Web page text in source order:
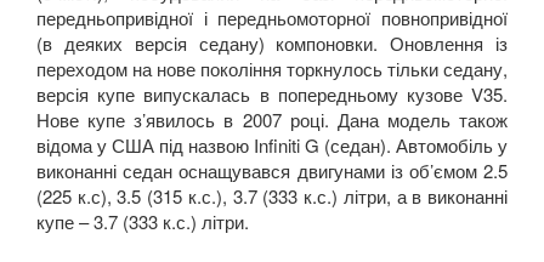
RENAULT keyboard_arrow_down
ROVER keyboard_arrow_down
SAAB keyboard_arrow_down
SEAT keyboard_arrow_down
SKODA keyboard_arrow_down
передньопривідної і передньомоторної повнопривідної
(в деяких версія седану) компоновки. Оновлення із
переходом на нове покоління торкнулось тільки седану,
версія купе випускалась в попередньому кузове V35.
Нове купе з’явилось в 2007 році. Дана модель також
відома у США під назвою Infiniti G (седан). Автомобіль у
виконанні седан оснащувався двигунами із об’ємом 2.5
(225 к.с), 3.5 (315 к.с.), 3.7 (333 к.с.) літри, а в виконанні
купе – 3.7 (333 к.с.) літри.